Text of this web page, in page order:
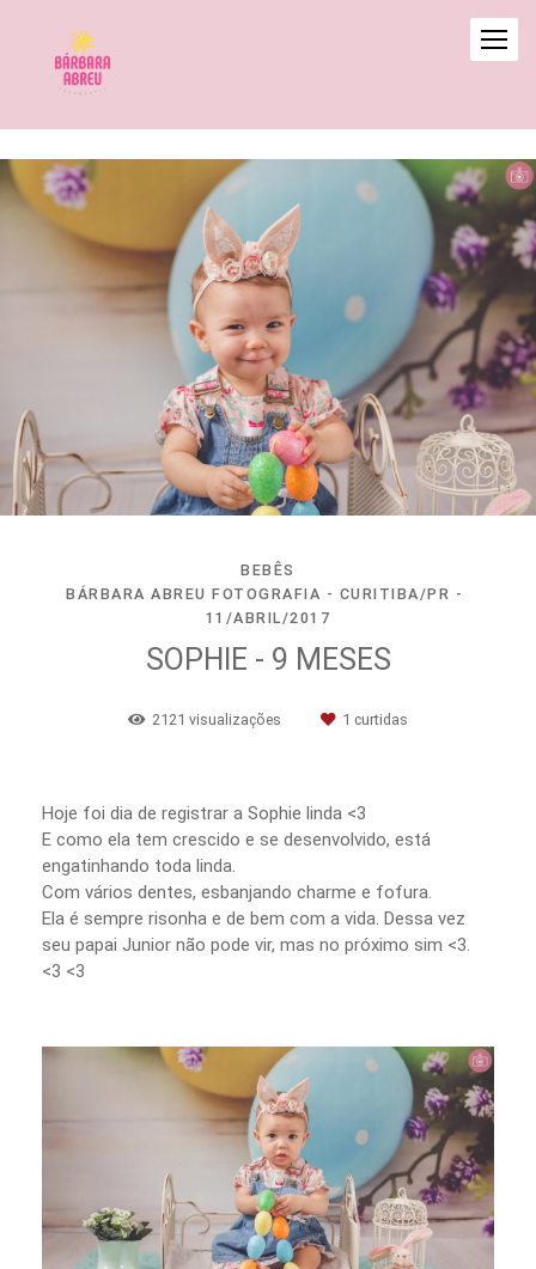
BEBÊS
BÁRBARA ABREU FOTOGRAFIA - CURITIBA/PR
11/ABRIL/2017
SOPHIE - 9 MESES
2121 visualizações 1 curtidas
Hoje foi dia de registrar a Sophie linda <3
E como ela tem crescido e se desenvolvido, está
engatinhando toda linda.
Com vários dentes, esbanjando charme e fofura.
Ela é sempre risonha e de bem com a vida. Dessa vez
seu papai Junior não pode vir, mas no próximo sim <3.
<3 <3